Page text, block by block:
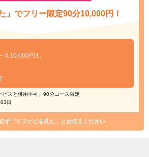
」でフリー限定90分10,000円！
ス10,000円!!』
ビスと併用不可、90分コース限定
日
ず「リフナビを見た」とお伝えください